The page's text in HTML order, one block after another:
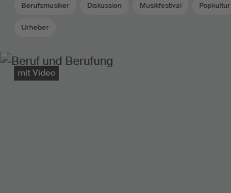
Berufsmusiker Diskussion Musikfestival Popkultur
Urheber
mit Video